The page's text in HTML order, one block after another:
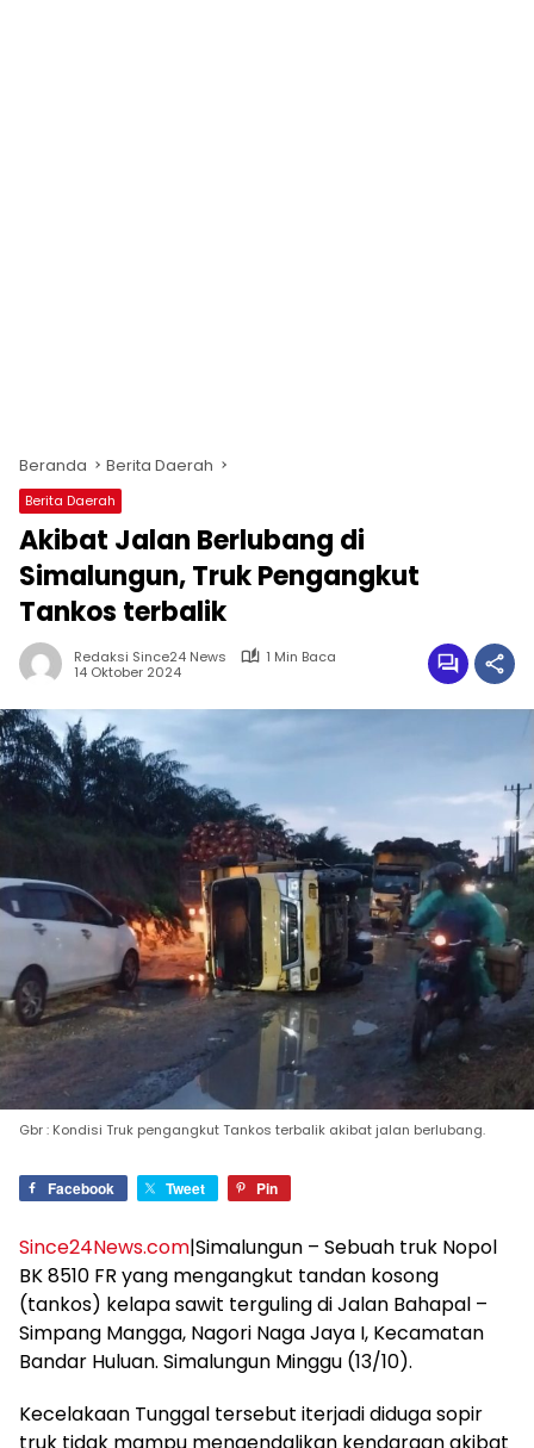
Beranda Berita Daerah
Berita Daerah
Akibat Jalan Berlubang di
Simalungun, Truk Pengangkut
Tankos terbalik
Redaksi Since24 News
1 Min Baca
14 Oktober 2024
Gbr : Kondisi Truk pengangkut Tankos terbalik akibat jalan berlubang.
Facebook Tweet Pin
Since24News.com|Simalungun – Sebuah truk Nopol
BK 8510 FR yang mengangkut tandan kosong
(tankos) kelapa sawit terguling di Jalan Bahapal –
Simpang Mangga, Nagori Naga Jaya I, Kecamatan
Bandar Huluan. Simalungun Minggu (13/10).
Kecelakaan Tunggal tersebut iterjadi diduga sopir
truk tidak mampu mengendalikan kendaraan akibat